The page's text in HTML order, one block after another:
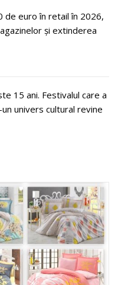
de euro în retail în 2026,
și extinderea
15 ani. Festivalul care a
univers cultural revine